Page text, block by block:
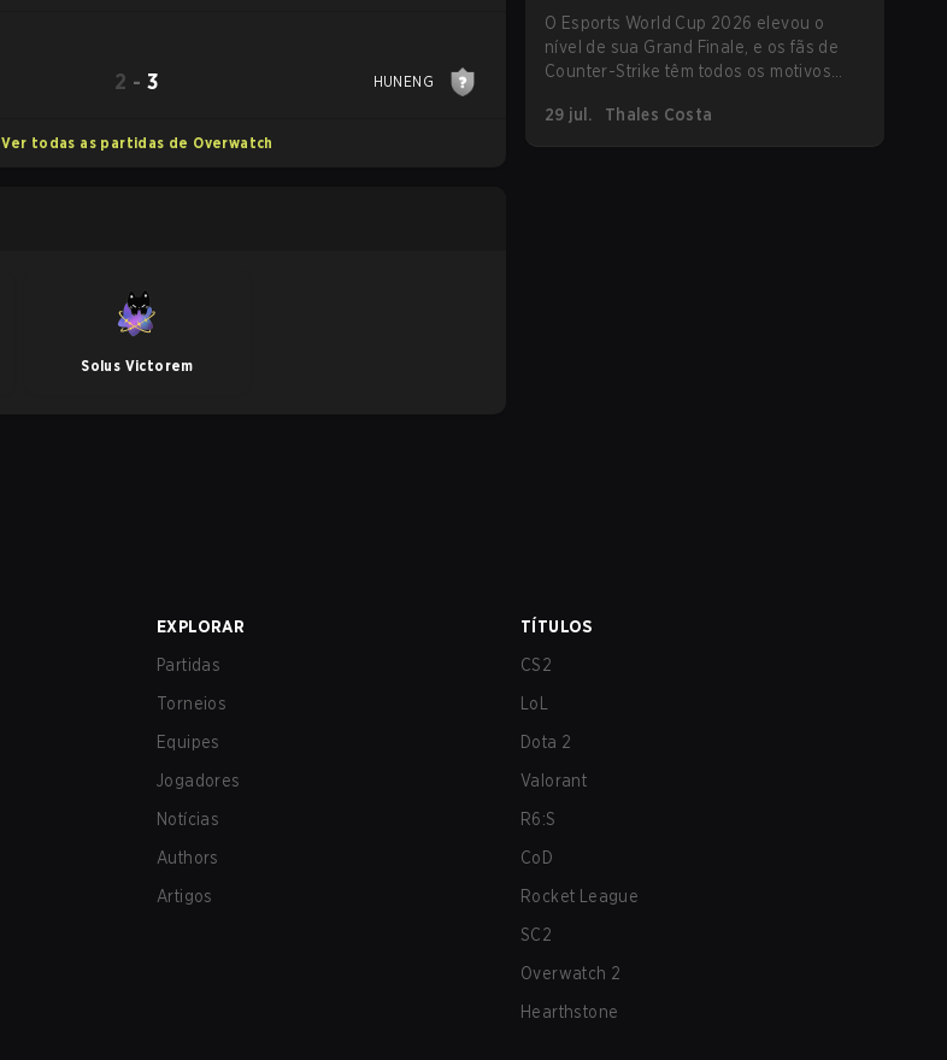
2 -3 HUNENG
Ver todas as partidas de Overwatch
Solus Victorem
O Esports World Cup 2026 elevou o
nível de sua Grand Finale, e os fãs de
Counter-Strike têm todos os motivos
Campeonato de Counter-Strike 2 do
torneio será realizada na histórica
29 jul. Thales Costa
EXPLORAR
Partidas
Torneios
Equipes
Jogadores
Notícias
Authors
Artigos
TÍTULOS
CS2
LoL
Dota 2
Valorant
R6:S
CoD
Rocket League
SC2
Overwatch 2
Hearthstone